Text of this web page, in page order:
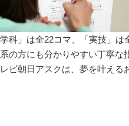
学科」は全22コマ、「実技」
の方にも分かりやすい丁寧な
ビ朝日アスクは、夢を叶える